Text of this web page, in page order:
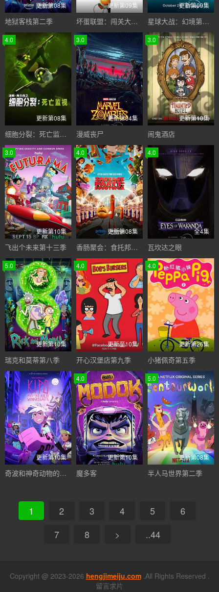
更新第08集
地狱客栈第二季
更新第09集
坏蛋联盟：闯关大行动
更新第09集
星球大战：幻境第三季
4.0
更新第08集
细胞分裂：死亡监视第一季
3.0
更新第04集
漫威丧尸
3.0
更新第10集
闹鬼酒店
3.0
更新第10集
飞出个未来第十三季
4.0
更新第08集
香肠聚会：食托邦第二季
4.0
全4集
瓦坎达之眼
5.0
更新第10集
瑞克和莫蒂第八季
4.0
更新至10集
开心汉堡店第九季
4.0
更新第26集
小猪佩奇第五季
更新第10集
奇波和神奇动物的时代第二季
4.0
更新第10集
魔多客
5.0
更新第08集
半人马世界第二季
1 2 3 4 5
6
7
8 > ..44
Copyright @ 2023-2026 hengjimeiju.com.All Rights Reserved .
留言求片